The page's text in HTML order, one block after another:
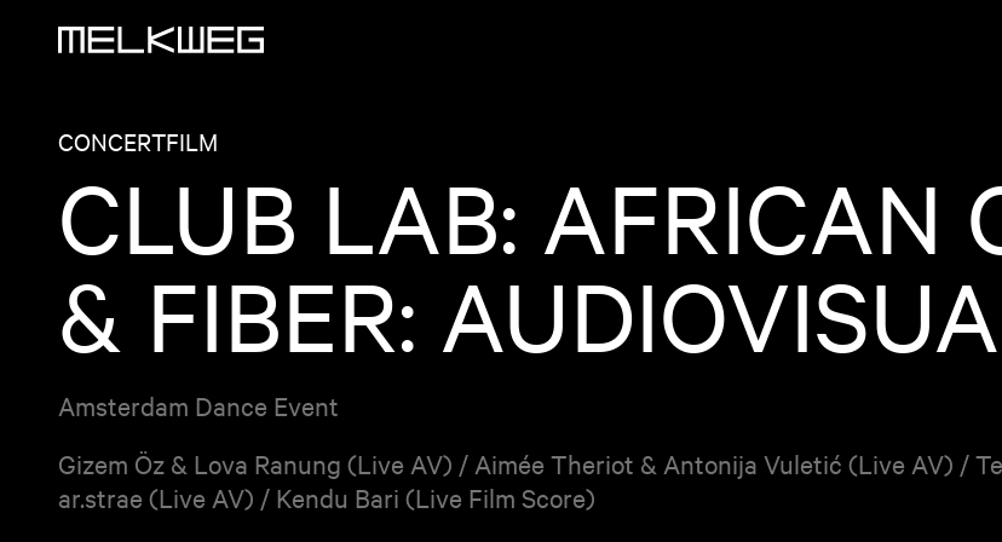
CONCERTFILM
CLUB LAB: AFRICAN
& FIBER:
Amsterdam Dance Event
Gizem Öz & Lova Ranung (Live AV) / Aimée Theriot & Antonija Vuletić (Live AV) /
ar.strae (Live AV) / Kendu Bari (Live Film Score)